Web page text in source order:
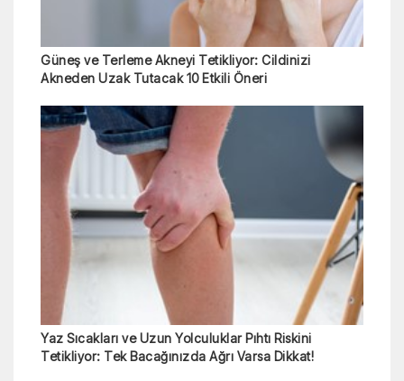
Güneş ve Terleme Akneyi Tetikliyor: Cildinizi
Akneden Uzak Tutacak 10 Etkili Öneri
Yaz Sıcakları ve Uzun Yolculuklar Pıhtı Riskini
Tetikliyor: Tek Bacağınızda Ağrı Varsa Dikkat!